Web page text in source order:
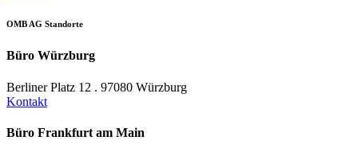
OMB AG Standorte
Büro Würzburg
Berliner Platz 12 . 97080 Würzburg
Kontakt
Büro Frankfurt am Main